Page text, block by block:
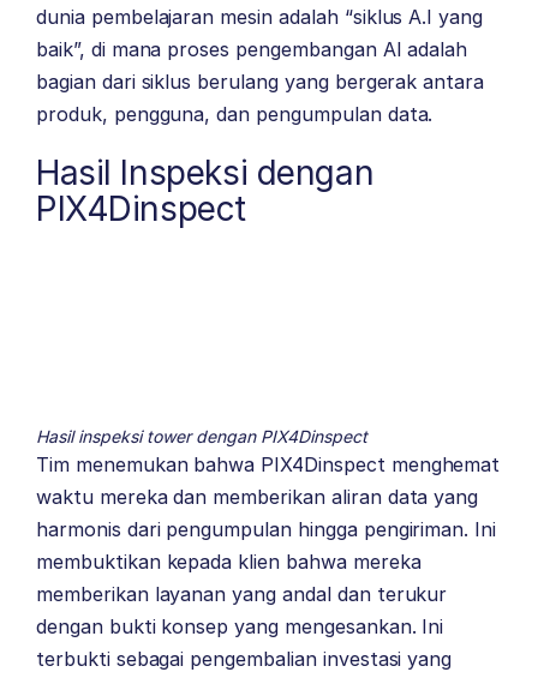
dunia pembelajaran mesin adalah “siklus A.I yang
baik”, di mana proses pengembangan AI adalah
bagian dari siklus berulang yang bergerak antara
produk, pengguna, dan pengumpulan data.
Hasil Inspeksi dengan
PIX4Dinspect
Hasil inspeksi tower dengan PIX4Dinspect
Tim menemukan bahwa PIX4Dinspect menghemat
waktu mereka dan memberikan aliran data yang
harmonis dari pengumpulan hingga pengiriman. Ini
membuktikan kepada klien bahwa mereka
memberikan layanan yang andal dan terukur
dengan bukti konsep yang mengesankan. Ini
terbukti sebagai pengembalian investasi yang